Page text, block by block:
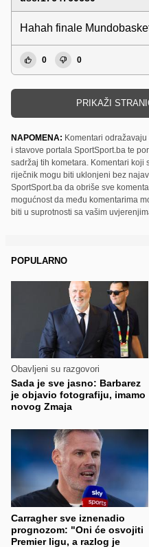
Hahah finale
0 0
PRIKAŽI
NAPOMENA: Komentari
i stavove portala SportSport.ba te
sadržaj tih kometara. Komentari
riječnik mogu biti uklonjeni bez
SportSport.ba da obriše sve
mogućnost da među komentarima
biti u suprotnosti sa vašim
POPULARNO
Obavljeni su razgovori
Sada je sve jasno: Barbarez
je objavio fotografiju, imamo
novog Zmaja
Carragher sve iznenadio
prognozom: "Oni će osvojiti
Premier ligu, a razlog je